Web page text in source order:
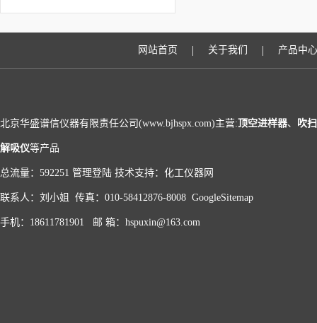
留
网站首页 | 关于我们 | 产品中心
北京华盛谱信仪器有限责任公司(www.bjhspx.com)主营:顶空进样器、 吹
解吸仪等产品
总流量：592251 管理登陆 技术支持： 化工仪器网
联系人：刘小姐 传真：010-58412876-8008 GoogleSitemap
手机：18611781901 邮 箱：hspuxin@163.com